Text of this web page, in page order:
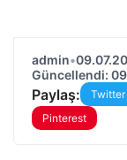
admin•
Güncellendi:
Paylaş: Twitter
Pinterest